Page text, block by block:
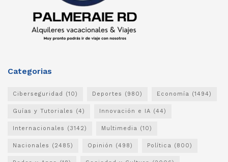
Categorias
Ciberseguridad (10) Deportes (980) Economía (1494)
Guías y Tutoriales (4) Innovación e IA (44)
Internacionales (3142) Multimedia (10)
Nacionales (2485) Opinión (498) Política (800)